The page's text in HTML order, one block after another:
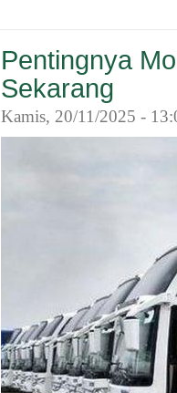
Pentingnya
Sekarang
Kamis, 20/11/2025 -